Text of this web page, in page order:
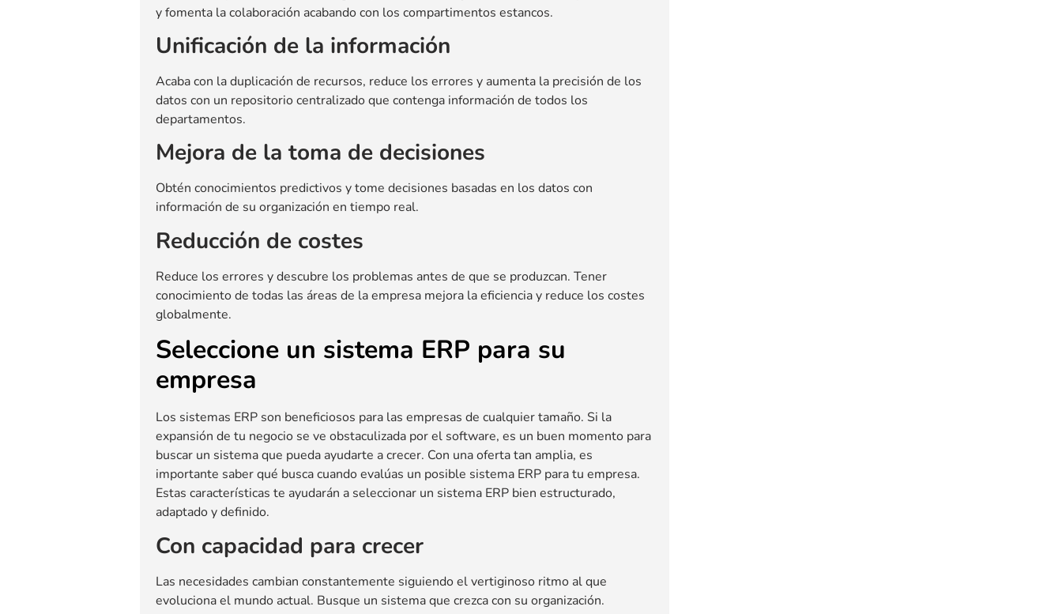
y fomenta la colaboración acabando con los compartimentos estancos.
Unificación de la información
Acaba con la duplicación de recursos, reduce los errores y aumenta la precisión de los
datos con un repositorio centralizado que contenga información de todos los
departamentos.
Mejora de la toma de decisiones
Obtén conocimientos predictivos y tome decisiones basadas en los datos con
información de su organización en tiempo real.
Reducción de costes
Reduce los errores y descubre los problemas antes de que se produzcan. Tener
conocimiento de todas las áreas de la empresa mejora la eficiencia y reduce los costes
globalmente.
Seleccione un sistema ERP para su
empresa
Los sistemas ERP son beneficiosos para las empresas de cualquier tamaño. Si la
expansión de tu negocio se ve obstaculizada por el software, es un buen momento para
buscar un sistema que pueda ayudarte a crecer. Con una oferta tan amplia, es
importante saber qué busca cuando evalúas un posible sistema ERP para tu empresa.
Estas características te ayudarán a seleccionar un sistema ERP bien estructurado,
adaptado y definido.
Con capacidad para crecer
Las necesidades cambian constantemente siguiendo el vertiginoso ritmo al que
evoluciona el mundo actual. Busque un sistema que crezca con su organización.